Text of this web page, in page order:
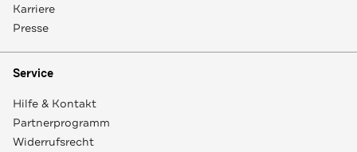
Karriere
Presse
Service
Hilfe & Kontakt
Partnerprogramm
Widerrufsrecht